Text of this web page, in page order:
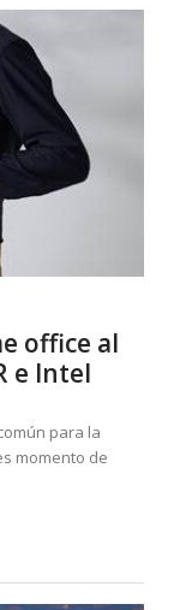
office al
e Intel
para la
momento de